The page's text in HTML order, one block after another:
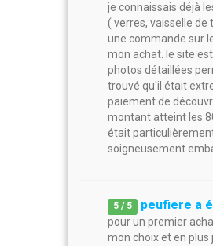
je connaissais déjà
( verres, vaisselle de
une commande sur
mon achat. le site
photos détaillées
trouvé qu'il était
paiement de
montant atteint les
était
soigneusement
5 / 5 peufiere a
pour un premier
mon choix et en plus